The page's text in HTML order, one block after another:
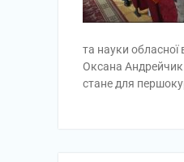
та науки обласної
Оксана Андрейчик.
стане для